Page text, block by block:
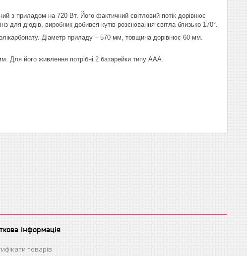
з приладом на 720 Вт. Його фактичний світловий потік дорівнює
діодів, виробник добився кутів розсіювання світла близько 170°.
Діаметр приладу – 570 мм, товщина дорівнює 60 мм.
Для його живлення потрібні 2 батарейки типу ААА.
інформація
товарів